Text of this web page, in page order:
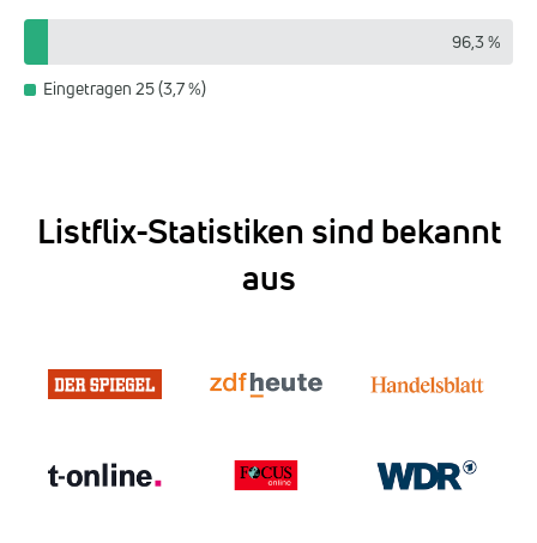
96,3 %
Eingetragen 25 (3,7 %)
Listflix-Statistiken sind bekannt
aus